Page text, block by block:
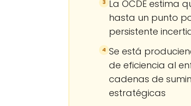
3 La OCDE estima
hasta un punto
persistente
4 Se está
de eficiencia al
cadenas de
estratégicas